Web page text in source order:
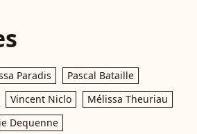
Paradis
Pascal Bataille
Vincent Niclo
Mélissa Theuriau
Dequenne